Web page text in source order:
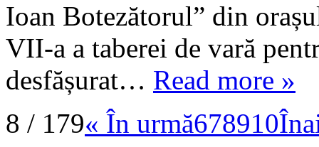
Ioan Botezătorul” din
VII-a a taberei de vară
desfășurat… Read more »
8 / 179« În urmă678910